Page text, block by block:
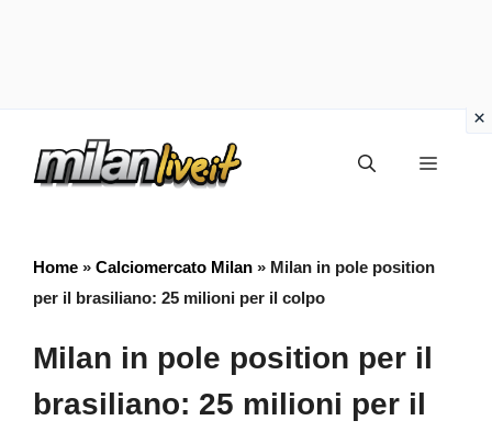
Menu
Home » Calciomercato Milan » Milan in pole position
per il brasiliano: 25 milioni per il colpo
Milan in pole position per il
brasiliano: 25 milioni per il